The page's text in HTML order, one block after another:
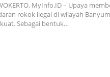
MyInfo.ID – Upaya
rokok ilegal di wilayah
Sebagai bentuk…